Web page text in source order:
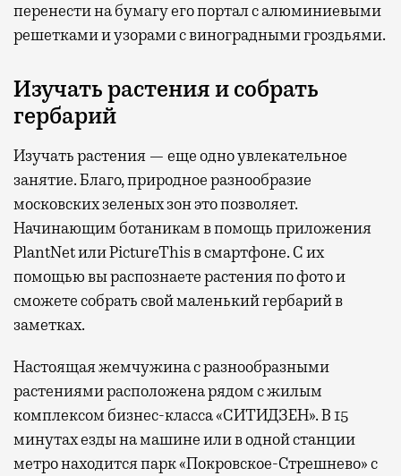
перенести на бумагу его портал с алюминиевыми
решетками и узорами с виноградными гроздьями.
Изучать растения и собрать
гербарий
Изучать растения — еще одно увлекательное
занятие. Благо, природное разнообразие
московских зеленых зон это позволяет.
Начинающим ботаникам в помощь приложения
PlantNet или PictureThis в смартфоне. С их
помощью вы распознаете растения по фото и
сможете собрать свой маленький гербарий в
заметках.
Настоящая жемчужина с разнообразными
растениями расположена рядом с жилым
комплексом бизнес-класса «СИТИДЗЕН». В 15
минутах езды на машине или в одной станции
метро находится парк «Покровское-Стрешнево» с